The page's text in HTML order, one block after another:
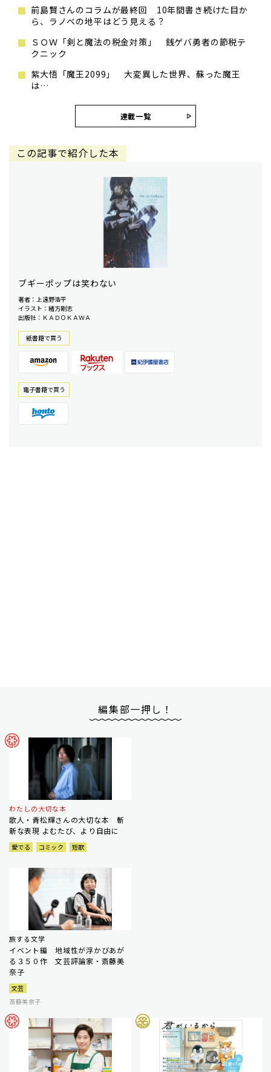
前島賢さんのコラムが最終回 10年間書き続けた目か
ら、ラノベの地平はどう見える？
ＳＯＷ「剣と魔法の税金対策」 銭ゲバ勇者の節税テ
クニック
紫大悟「魔王2099」 大変異した世界、蘇った魔王
は…
連載一覧
この記事で紹介した本
ブギーポップは笑わない
著者：上遠野浩平
イラスト：緒方剛志
出版社：ＫＡＤＯＫＡＷＡ
紙書籍で買う
電⼦書籍で買う
編集部一押し！
わたしの大切な本
歌人・青松輝さんの大切な本 斬
新な表現 よむたび、より自由に
愛でる コミック 短歌
旅する文学
イベント編 地域性が浮かびあが
る３５０作 文芸評論家・斎藤美
奈子
文芸
斎藤美奈子